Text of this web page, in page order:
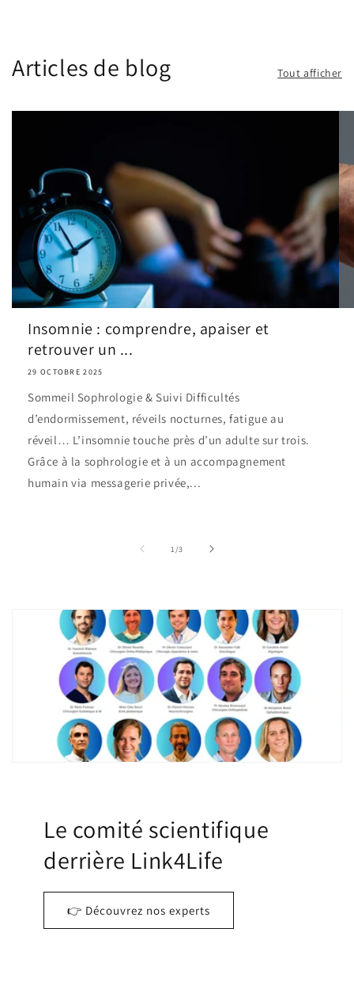
Articles de blog Tout afficher
Insomnie : comprendre, apaiser et
retrouver un ...
29 OCTOBRE 2025
Sommeil Sophrologie & Suivi Difficultés
d’endormissement, réveils nocturnes, fatigue au
réveil… L’insomnie touche près d’un adulte sur trois.
Grâce à la sophrologie et à un accompagnement
humain via messagerie privée,...
1/de
3
Le comité scientifique
derrière Link4Life
👉 Découvrez nos experts